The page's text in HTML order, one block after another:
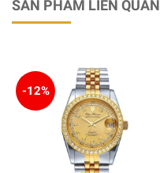
SẢN PHẨM LIÊN QUAN
-12%